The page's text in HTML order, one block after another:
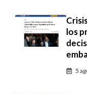
los
5